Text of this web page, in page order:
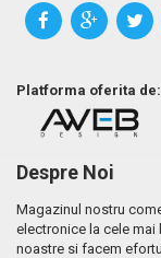
Platforma oferita de:
Despre Noi
Magazinul nostru
electronice la cele mai
noastre si facem